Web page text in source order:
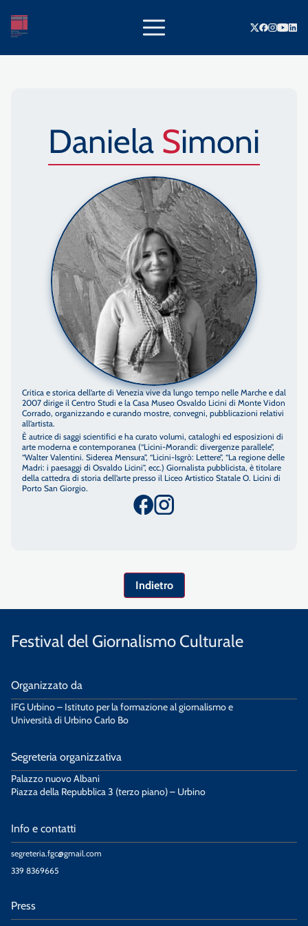
Daniela Simoni
Critica e storica dell’arte di Venezia vive da lungo tempo nelle Marche e dal
2007 dirige il Centro Studi e la Casa Museo Osvaldo Licini di Monte Vidon
Corrado, organizzando e curando mostre, convegni, pubblicazioni relativi
all’artista.
È autrice di saggi scientifici e ha curato volumi, cataloghi ed esposizioni di
arte moderna e contemporanea (“Licini-Morandi: divergenze parallele”,
“Walter Valentini. Siderea Mensura”, “Licini-Isgrò: Lettere”, “La regione delle
Madri: i paesaggi di Osvaldo Licini”, ecc.) Giornalista pubblicista, è titolare
della cattedra di storia dell’arte presso il Liceo Artistico Statale O. Licini di
Porto San Giorgio.
Indietro
Festival del Giornalismo Culturale
Organizzato da
IFG Urbino – Istituto per la formazione al giornalismo e
Università di Urbino Carlo Bo
Segreteria organizzativa
Palazzo nuovo Albani
Piazza della Repubblica 3 (terzo piano) – Urbino
Info e contatti
segreteria.fgc@gmail.com
339 8369665
Press